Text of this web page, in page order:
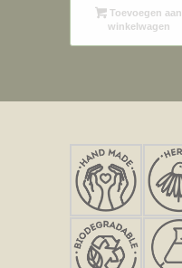
Toevoegen aan
winkelwagen